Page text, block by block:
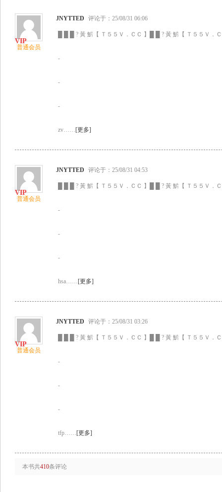
普通会员
JNYTTED 评论于：25/08/31 06:06
█ █ █ ? 黃 魸【 Ｔ５５Ｖ．ＣＣ 】█ █ ? 黃 魸【 Ｔ５５Ｖ．
-
-
-
zv……[更多]
普通会员
JNYTTED 评论于：25/08/31 04:53
█ █ █ ? 黃 魸【 Ｔ５５Ｖ．ＣＣ 】█ █ ? 黃 魸【 Ｔ５５Ｖ．
-
-
-
hsa……[更多]
普通会员
JNYTTED 评论于：25/08/31 03:26
█ █ █ ? 黃 魸【 Ｔ５５Ｖ．ＣＣ 】█ █ ? 黃 魸【 Ｔ５５Ｖ．
-
-
-
tfp……[更多]
本书共410条评论